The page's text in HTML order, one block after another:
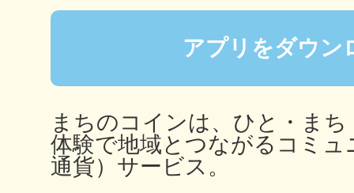
アプリをダウン
まちのコインは、ひと・ま
体験で地域とつながるコミュ
通貨）サービス。
生駒
秋葉原